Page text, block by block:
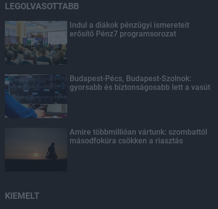
LEGOLVASOTTABB
Indul a diákok pénzügyi ismereteit
erősítő Pénz7 programsorozat
Budapest-Pécs, Budapest-Szolnok:
gyorsabb és biztonságosabb lett a vasút
Amire többmillióan vártunk: szombattól
másodfokúra csökken a riasztás
KIEMELT